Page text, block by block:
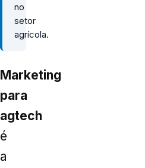
no
setor
agrícola.
Marketing
para
agtech
é
a